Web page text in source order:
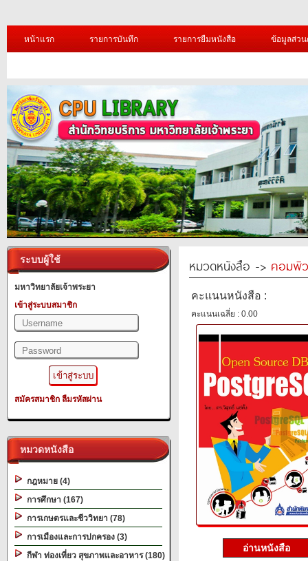
หน้าแรก รายการบันทึก รายการยืมหนังสือ ข้อมูลส่ว
ระบบผู้ใช้
มหาวิทยาลัยเจ้าพระยา
เข้าสู่ระบบสมาชิก
สมัครสมาชิก ลืมรหัสผ่าน
หมวดหนังสือ
กฎหมาย (4)
การศึกษา (167)
การเกษตรและชีววิทยา (78)
การเมืองและการปกครอง (3)
กีฬา ท่องเที่ยว สุขภาพและอาหาร (180)
หมวดหนังสือ -> คอมพิ
คะแนนหนังสือ :
คะแนนเฉลี่ย : 0.00
อ่านหนังสือ